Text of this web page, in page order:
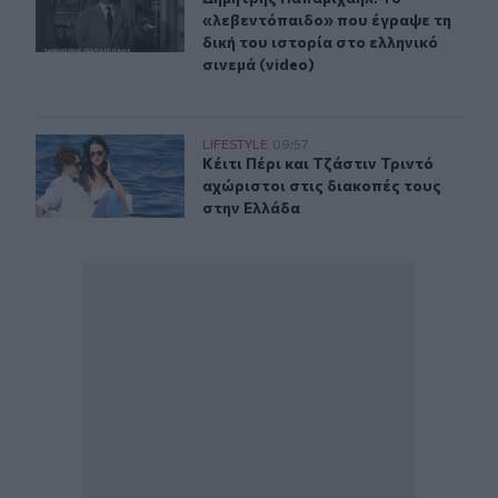
«λεβεντόπαιδο» που έγραψε τη
δική του ιστορία στο ελληνικό
σινεμά (video)
Κέιτι Πέρι και Τζάστιν Τριντό αχώριστοι στις
LIFESTYLE 09:57
Κέιτι Πέρι και Τζάστιν Τριντό
Κέιτι Πέρι και Τζάστιν Τριντό
αχώριστοι στις διακοπές τους
στην Ελλάδα